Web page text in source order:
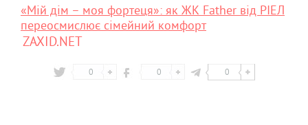
«Мій дім – моя фортеця»: як ЖК Father від РІЕЛ
переосмислює сімейний комфорт
ZAXID.NET
0 0 0